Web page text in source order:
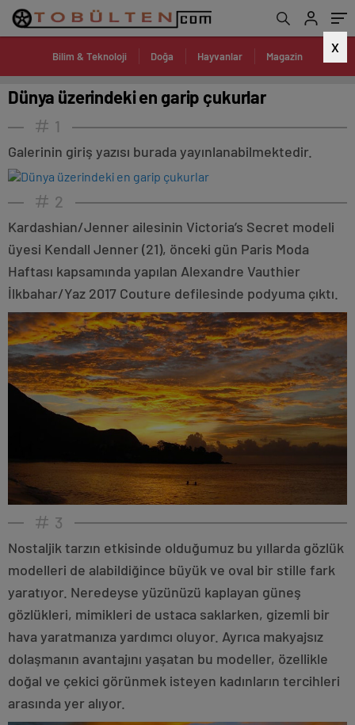
X
Bilim & Teknoloji Doğa Hayvanlar Magazin
Dünya üzerindeki en garip çukurlar
1
Galerinin giriş yazısı burada yayınlanabilmektedir.
2
Kardashian/Jenner ailesinin Victoria’s Secret modeli
üyesi Kendall Jenner (21), önceki gün Paris Moda
Haftası kapsamında yapılan Alexandre Vauthier
İlkbahar/Yaz 2017 Couture defilesinde podyuma çıktı.
3
Nostaljik tarzın etkisinde olduğumuz bu yıllarda gözlük
modelleri de alabildiğince büyük ve oval bir stille fark
yaratıyor. Neredeyse yüzünüzü kaplayan güneş
gözlükleri, mimikleri de ustaca saklarken, gizemli bir
hava yaratmanıza yardımcı oluyor. Ayrıca makyajsız
dolaşmanın avantajını yaşatan bu modeller, özellikle
doğal ve çekici görünmek isteyen kadınların tercihleri
arasında yer alıyor.